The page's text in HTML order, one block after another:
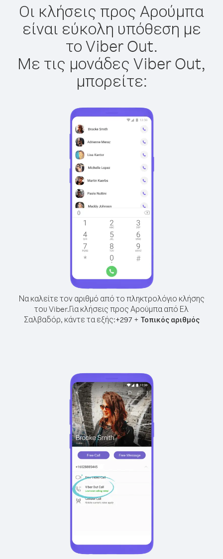
Οι κλήσεις προς Αρούμπα
είναι εύκολη υπόθεση με
το Viber Out.
Με τις μονάδες Viber Out,
μπορείτε:
Να καλείτε τον αριθμό από το πληκτρολόγιο κλήσης
του Viber.Για κλήσεις προς Αρούμπα από Ελ
Σαλβαδόρ, κάντε τα εξής:+297+ Τοπικός αριθμός